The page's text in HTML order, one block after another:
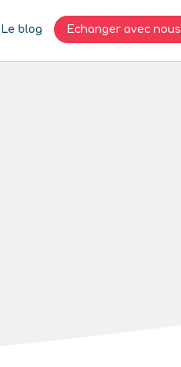
Le blog Echanger avec nous